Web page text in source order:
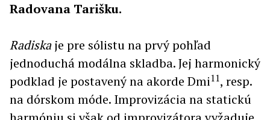
Radovana Tarišku.
Radiskaje pre sólistu na prvý pohľad
jednoduchá modálna skladba. Jej harmonický
podklad je postavený na akorde Dmi11, resp.
na dórskom móde. Improvizácia na statickú